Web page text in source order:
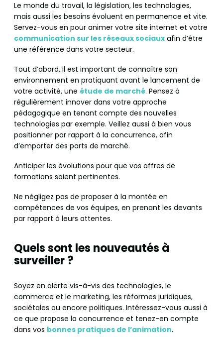
Le monde du travail, la législation, les technologies,
mais aussi les besoins évoluent en permanence et vite.
Servez-vous en pour animer votre site internet et votre
communication sur les réseaux sociaux afin d’être
une référence dans votre secteur.
Tout d’abord, il est important de connaître son
environnement en pratiquant avant le lancement de
votre activité, une étude de marché. Pensez à
régulièrement innover dans votre approche
pédagogique en tenant compte des nouvelles
technologies par exemple. Veillez aussi à bien vous
positionner par rapport à la concurrence, afin
d’emporter des parts de marché.
Anticiper les évolutions pour que vos offres de
formations soient pertinentes.
Ne négligez pas de proposer à la montée en
compétences de vos équipes, en prenant les devants
par rapport à leurs attentes.
Quels sont les nouveautés à
surveiller ?
Soyez en alerte vis-à-vis des technologies, le
commerce et le marketing, les réformes juridiques,
sociétales ou encore politiques. Intéressez-vous aussi à
ce que propose la concurrence et tenez-en compte
dans vos bonnes pratiques de l’animation.